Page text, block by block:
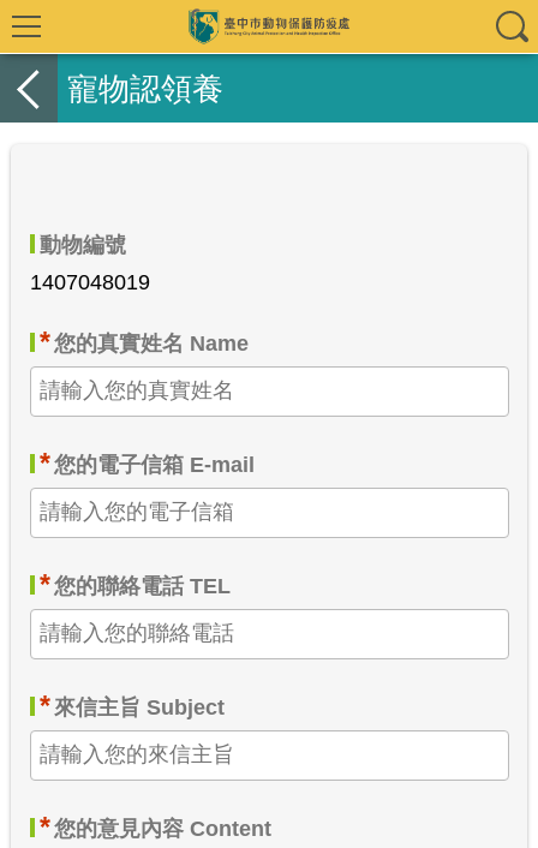
寵物認領養
動物編號
1407048019
*您的真實姓名 Name
*您的電子信箱 E-mail
*您的聯絡電話 TEL
* 來信主旨 Subject
*您的意見內容 Content